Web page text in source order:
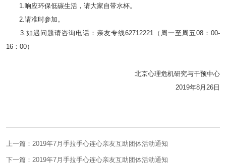
1.响应环保低碳生活，请大家自带水杯。
2.请准时参加。
3.如遇问题请咨询电话：亲友专线62712221（周一至周五08：00-
16：00）
北京心理危机研究与干预中心
2019年8月26日
上一篇：2019年7月手拉手心连心亲友互助团体活动通知
下一篇：2019年7月手拉手心连心亲友互助团体活动通知